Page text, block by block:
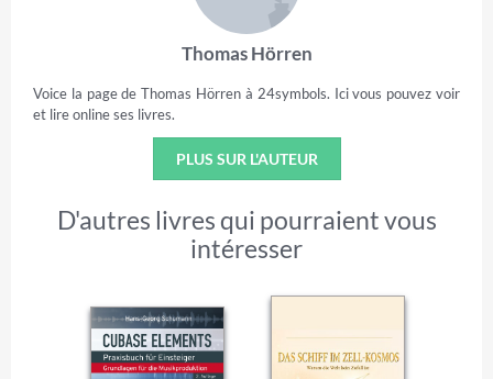
Thomas Hörren
Voice la page de Thomas Hörren à 24symbols. Ici vous pouvez voir
et lire online ses livres.
PLUS SUR L'AUTEUR
D'autres livres qui pourraient vous
intéresser